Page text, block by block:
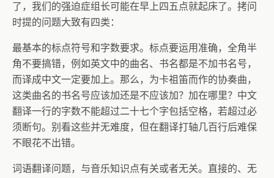
了，我们的强迫症组长可能在早上四五点就起床了。拷问
时提的问题大致有四类：
最基本的标点符号和字数要求。标点要运用准确，全角半
角不要搞错，例如英文中的曲名、书名都是不加书名号，
而译成中文一定要加上。那么，为卡祖笛而作的协奏曲，
这类曲名的书名号应该加还是不应该加？加在哪里？中文
翻译一行的字数不能超过二十七个字包括空格，若超过必
须断句。别看这些并无难度，但在翻译打轴几百行后难保
不眼花不出错。
词语翻译问题，与音乐知识点有关或者无关。直接的、无